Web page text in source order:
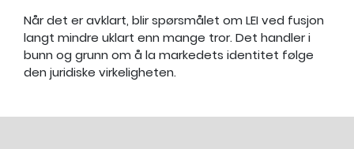
Når det er avklart, blir spørsmålet om LEI ved fusjon
langt mindre uklart enn mange tror. Det handler i
bunn og grunn om å la markedets identitet følge
den juridiske virkeligheten.